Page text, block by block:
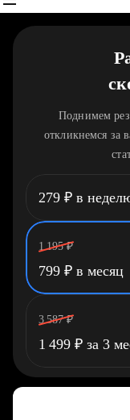
Поднимем
откликнемся за
279 ₽ в
1 195 ₽
799 ₽ в месяц
3 587 ₽
1 499 ₽ за 3